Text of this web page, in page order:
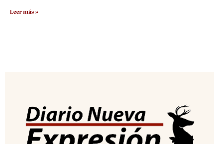
Leer más »